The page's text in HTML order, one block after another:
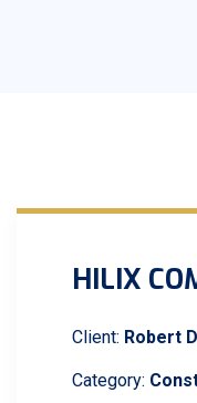
HILIX
Client: Robert
Category: